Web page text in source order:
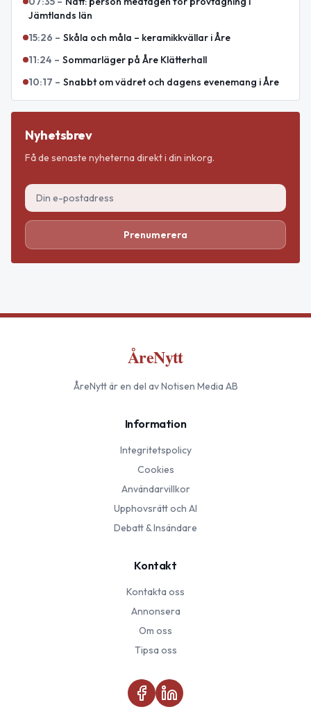
Jämtlands län
15:26 – Skåla och måla – keramikkvällar i Åre
11:24 – Sommarläger på Åre Klätterhall
10:17 – Snabbt om vädret och dagens evenemang i Åre
Nyhetsbrev
Få de senaste nyheterna direkt i din inkorg.
Prenumerera
ÅreNytt
ÅreNyttär en del av Notisen Media AB
Information
Integritetspolicy
Cookies
Användarvillkor
Upphovsrätt och AI
Debatt & Insändare
Kontakt
Kontakta oss
Annonsera
Om oss
Tipsa oss